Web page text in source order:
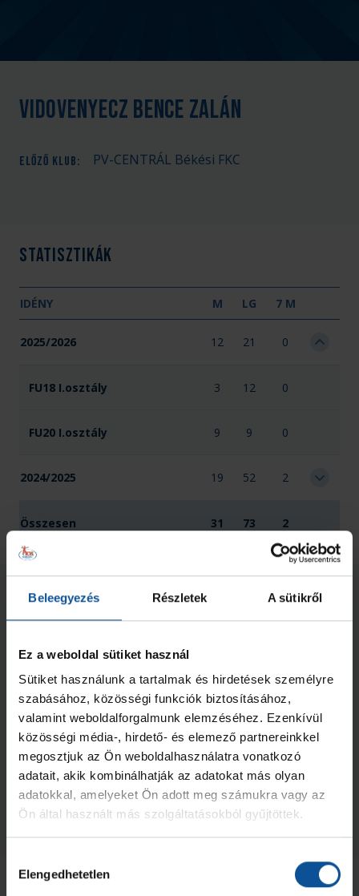
Beleegyezés Részletek A sütikről
Ez a weboldal sütiket használ
Sütiket használunk a tartalmak és hirdetések személyre
szabásához, közösségi funkciók biztosításához,
valamint weboldalforgalmunk elemzéséhez. Ezenkívül
közösségi média-, hirdető- és elemező partnereinkkel
megosztjuk az Ön weboldalhasználatra vonatkozó
adatait, akik kombinálhatják az adatokat más olyan
adatokkal, amelyeket Ön adott meg számukra vagy az
Ön által használt más szolgáltatásokból gyűjtöttek.
kiválasztása
Elengedhetetlen
Vidovenyecz Bence Zalán
ELŐZŐ KLUB: PV-CENTRÁL Békési FKC
Statisztikák
IDÉNY M LG 7 M
2025/2026 12 21 0
FU18 I.osztály 3 12 0
FU20 I.osztály 9 9 0
2024/2025 19 52 2
Összesen 31 73 2
Kapcsolódó hírek
U20 2026. máj. 19.
Négyes döntőben az U20-asok!